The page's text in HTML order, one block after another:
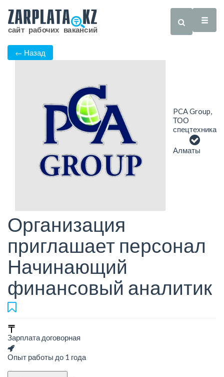
← Назад
PCA Group,
ТОО
спецтехника
Алматы
Организация
приглашает персонал
Начинающий
финансовый аналитик
Зарплата договорная
Опыт работы до 1 года